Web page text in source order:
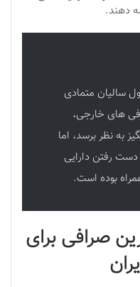
دهند.
سالیان متمادی
های خارجی،
به نظر برسد، اما
رفتن دارایی
بوده است.
صرافی برای